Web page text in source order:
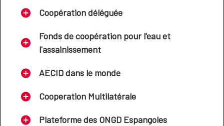
Coopération déléguée
Fonds de coopération pour l'eau et
l'assainissement
AECID dans le monde
Cooperation Multilatérale
Plateforme des ONGD Espangoles